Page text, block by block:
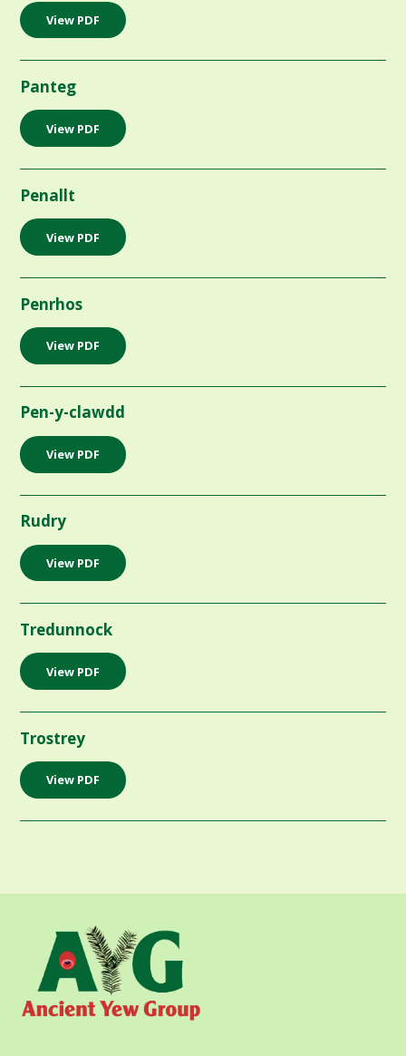
View PDF
Panteg
View PDF
Penallt
View PDF
Penrhos
View PDF
Pen-y-clawdd
View PDF
Rudry
View PDF
Tredunnock
View PDF
Trostrey
View PDF